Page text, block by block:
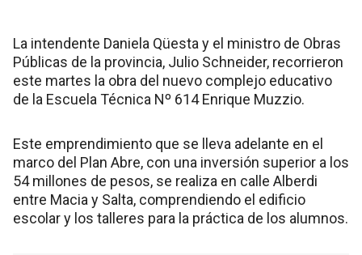
La intendente Daniela Qüesta y el ministro de Obras
Públicas de la provincia, Julio Schneider, recorrieron
este martes la obra del nuevo complejo educativo
de la Escuela Técnica Nº 614 Enrique Muzzio.
Este emprendimiento que se lleva adelante en el
marco del Plan Abre, con una inversión superior a los
54 millones de pesos, se realiza en calle Alberdi
entre Macia y Salta, comprendiendo el edificio
escolar y los talleres para la práctica de los alumnos.